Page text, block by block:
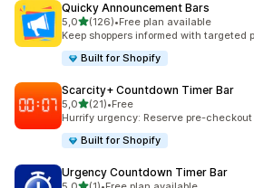
Quicky Announcement Bars
5,0stelle su 5
(126)
126 recensioni totali
•Free plan available
Keep shoppers informed with targeted
Built for Shopify
Scarcity+ Countdown Timer Bar
5,0stelle su 5
(21)
21 recensioni totali
•Free
Hurrify urgency: Reserve pre-
Built for Shopify
Urgency Countdown Timer Bar
stelle su 5